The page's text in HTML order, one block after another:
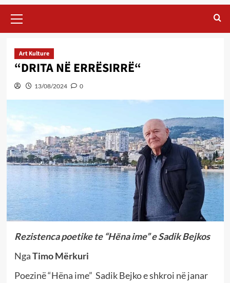
Menu
Art Kulture
“DRITA NË ERRËSIRRË“
13/08/2024 0
Rezistenca poetike te “Hëna ime” e Sadik Bejkos
NgaTimo Mërkuri
Poezinë “Hëna ime” Sadik Bejko e shkroi në janar